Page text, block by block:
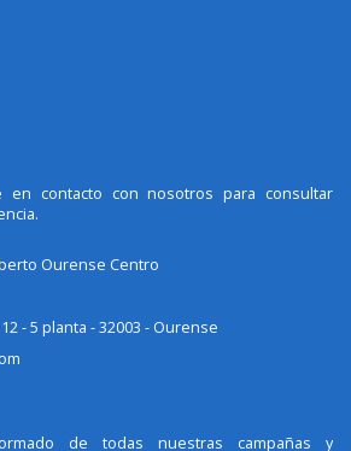
contacto con nosotros para consultar
Ourense Centro
- 5 planta - 32003 - Ourense
de todas nuestras campañas y